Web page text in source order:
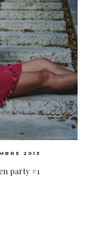
2013
party #1